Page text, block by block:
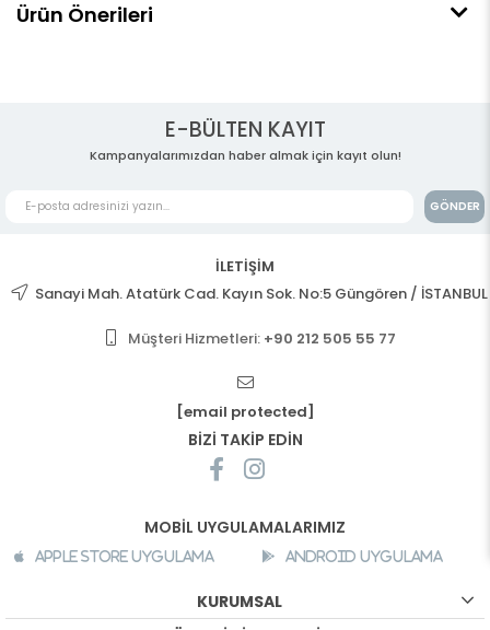
Ürün Önerileri
E-BÜLTEN KAYIT
Kampanyalarımızdan haber almak için kayıt olun!
GÖNDER
İLETİŞİM
Sanayi Mah. Atatürk Cad. Kayın Sok. No:5 Güngören / İSTANBUL
Müşteri Hizmetleri: +90 212 505 55 77
[email protected]
BİZİ TAKİP EDİN
MOBİL UYGULAMALARIMIZ
Apple Store Uygulama Android Uygulama
KURUMSAL